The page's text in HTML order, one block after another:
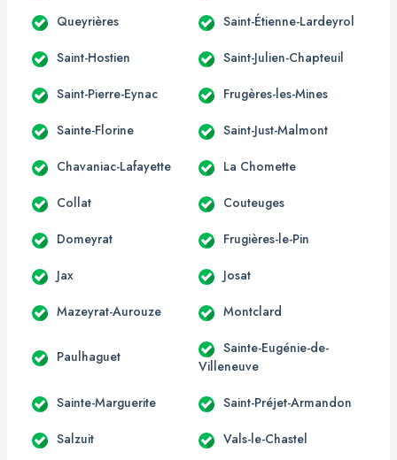
Queyrières Saint-Étienne-Lardeyrol
Saint-Hostien Saint-Julien-Chapteuil
Saint-Pierre-Eynac Frugères-les-Mines
Sainte-Florine Saint-Just-Malmont
Chavaniac-Lafayette La Chomette
Collat Couteuges
Domeyrat Frugières-le-Pin
Jax Josat
Mazeyrat-Aurouze Montclard
Paulhaguet
Sainte-Eugénie-de-
Villeneuve
Sainte-Marguerite Saint-Préjet-Armandon
Salzuit Vals-le-Chastel